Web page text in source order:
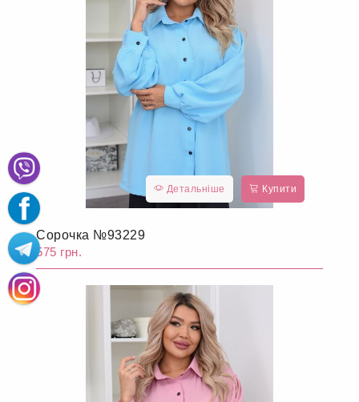
Детальніше Купити
Сорочка №93229
575 грн.